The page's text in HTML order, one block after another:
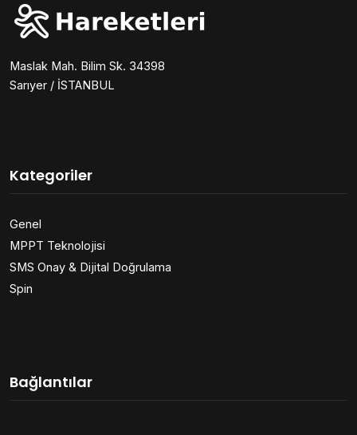
Maslak Mah. Bilim Sk. 34398
Sarıyer / İSTANBUL
Kategoriler
Genel
MPPT Teknolojisi
SMS Onay & Dijital Doğrulama
Spin
Bağlantılar